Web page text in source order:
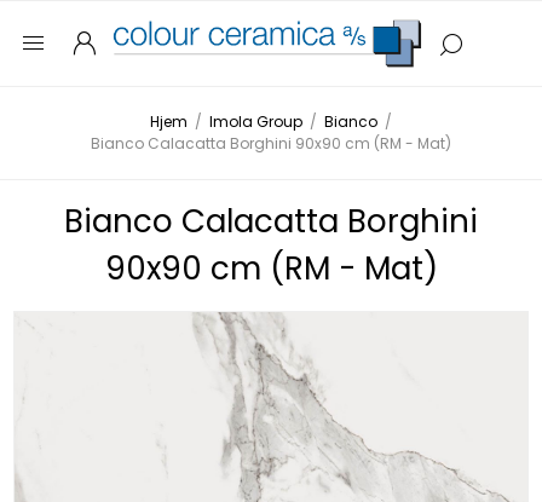
Hjem / Imola Group / Bianco /
Bianco Calacatta Borghini 90x90 cm (RM - Mat)
Bianco Calacatta Borghini
90x90 cm (RM - Mat)